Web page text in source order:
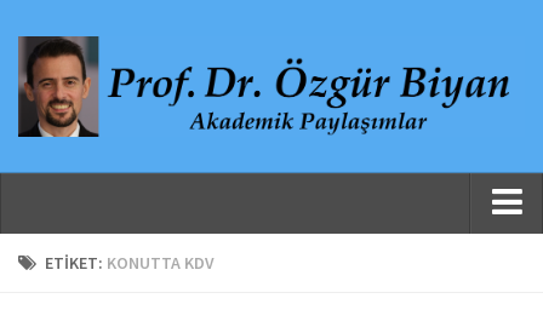
Ana Sayfa
ETIKET: KONUTTA KDV